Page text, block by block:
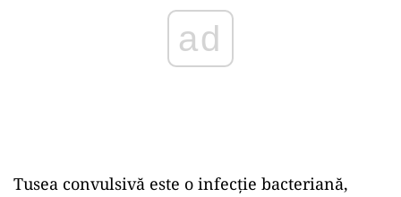
ad
Tusea convulsivă este o infecție bacteriană,